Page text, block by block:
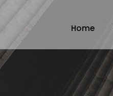
Home